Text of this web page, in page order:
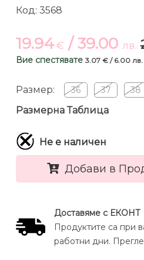
Код: 3568
19.94€ / 39.00 лв.
Вие спестявате 3.07 € / 6.00 лв.
Размер: 36 37 38
Размерна Таблица
Не е наличен
Добави в
Доставяме с ЕКОНТ
Продуктите са при
работни дни.